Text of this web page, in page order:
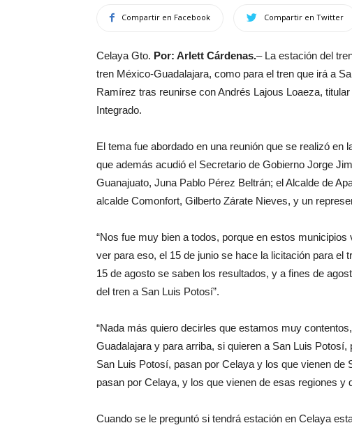
Compartir en Facebook Compartir en Twitter
Celaya Gto. Por: Arlett Cárdenas.– La estación del
tren México-Guadalajara, como para el tren que irá a
Ramírez tras reunirse con Andrés Lajous Loaeza,
Integrado.
El tema fue abordado en una reunión que se realizó
que además acudió el Secretario de Gobierno Jorge
Guanajuato, Juna Pablo Pérez Beltrán; el Alcalde de
alcalde Comonfort, Gilberto Zárate Nieves, y un
“Nos fue muy bien a todos, porque en estos
ver para eso, el 15 de junio se hace la licitación para el
15 de agosto se saben los resultados, y a fines de
del tren a San Luis Potosí”.
“Nada más quiero decirles que estamos muy
Guadalajara y para arriba, si quieren a San Luis
San Luis Potosí, pasan por Celaya y los que vienen
pasan por Celaya, y los que vienen de esas regiones y
Cuando se le preguntó si tendrá estación en Celaya